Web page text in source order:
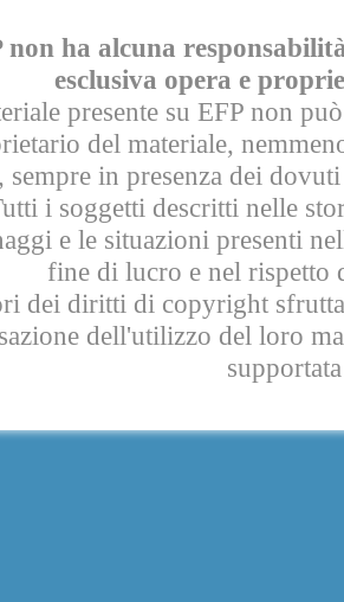
non ha alcuna
esclusiva opera e
presente su EFP non
del materiale,
sempre in presenza dei
i soggetti descritti nelle
e le situazioni presenti
fine di lucro e nel rispetto
dei diritti di copyright
dell'utilizzo del loro